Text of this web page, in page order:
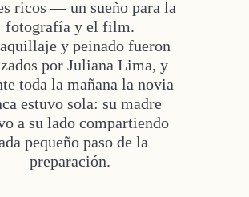
ricos — un sueño para la
fotografía y el film.
y peinado fueron
por Juliana Lima, y
toda la mañana la novia
estuvo sola: su madre
a su lado compartiendo
pequeño paso de la
preparación.